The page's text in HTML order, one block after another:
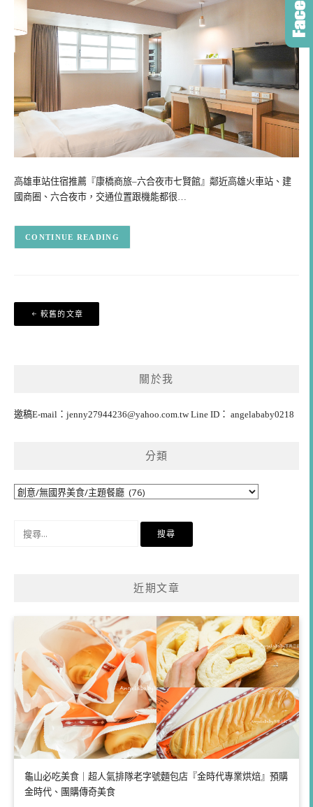
高雄車站住宿推薦『康橋商旅–六合夜市七賢館』鄰近高雄火車站、建
國商圈、六合夜市，交通位置跟機能都很…
CONTINUE READING
文
章
較舊的文章
關於我
邀稿E-mail： jenny27944236@yahoo.com.twLine ID： angelababy0218
分類
分
近期文章
龜山必吃美食｜超人氣排隊老字號麵包店『金時代專業烘焙』預購
金時代、團購傳奇美食